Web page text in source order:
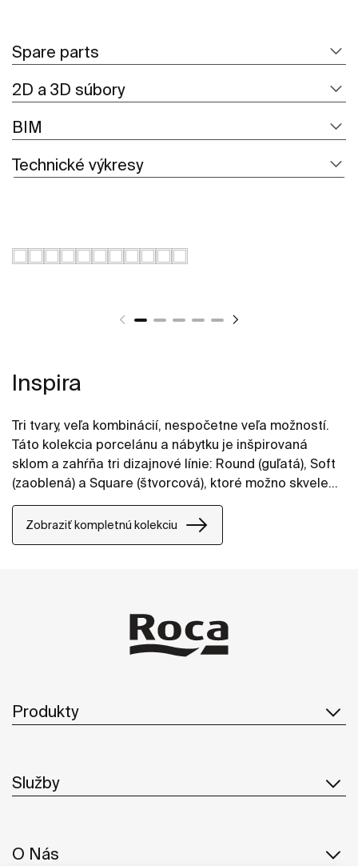
Spare parts
2D a 3D súbory
BIM
Technické výkresy
Inspira
Tri tvary, veľa kombinácií, nespočetne veľa možností.
Táto kolekcia porcelánu a nábytku je inšpirovaná
sklom a zahŕňa tri dizajnové línie: Round (guľatá), Soft
(zaoblená) a Square (štvorcová), ktoré možno skvele
kombinovať, takže dokážu oživiť kúpeľne v akomkoľvek
štýle.
Zobraziť kompletnú kolekciu
Produkty
Služby
O Nás